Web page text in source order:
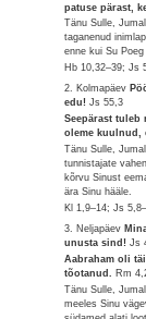
patuse pärast,
Tänu Sulle,
taganenud
enne kui Su
Hb 10,32–39; Js
2. Kolmapäev
edu!Js 55,3
Seepärast tuleb
oleme kuulnud,
Tänu Sulle,
tunnistajate
kõrvu Sinust
ära Sinu hääle.
Kl 1,9–14; Js
3. Neljapäev
unusta sind!Js
Aabraham oli
tõotanud. Rm
Tänu Sulle,
meeles Sinu